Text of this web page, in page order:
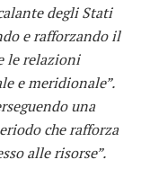
degli Stati
e rafforzando il
le relazioni
e meridionale”.
una
che rafforza
alle risorse”.